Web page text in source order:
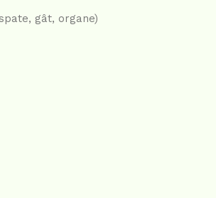
gât, organe)